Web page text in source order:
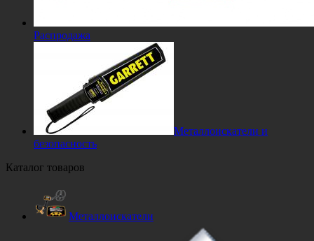
Распродажа
Металлоискатели и
безопасность
Каталог товаров
Металлоискатели